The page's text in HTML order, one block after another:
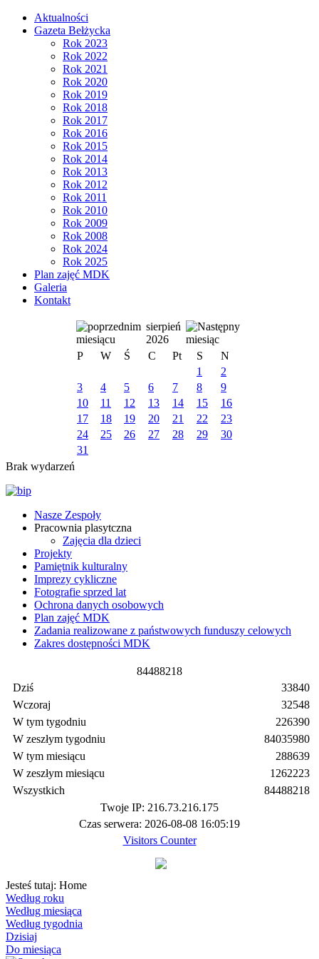
Aktualności
Gazeta Bełżycka
Rok 2023
Rok 2022
Rok 2021
Rok 2020
Rok 2019
Rok 2018
Rok 2017
Rok 2016
Rok 2015
Rok 2014
Rok 2013
Rok 2012
Rok 2011
Rok 2010
Rok 2009
Rok 2008
Rok 2024
Rok 2025
Plan zajęć MDK
Galeria
Kontakt
sierpień
2026
P
W Ś C Pt S
N
1
2
3
4 5 6 7 8
9
10
11 12 13 14 15
16
17
18 19 20 21 22
23
24
25 26 27 28 29
30
31
Brak wydarzeń
Nasze Zespoły
Pracownia plasytczna
Zajęcia dla dzieci
Projekty
Pamiętnik kulturalny
Imprezy cykliczne
Fotografie sprzed lat
Ochrona danych osobowych
Plan zajęć MDK
Zadania realizowane z państwowych funduszy celowych
Zakres dostępności MDK
84488218
Dziś
Wczoraj
W tym tygodniu
W zeszłym tygodniu
W tym miesiącu
W zeszłym miesiącu
Wszystkich
33840
32548
226390
84035980
288639
1262223
84488218
Twoje IP: 216.73.216.175
Czas serwera: 2026-08-08 16:05:19
Visitors Counter
Jesteś tutaj: Home
Według roku
Według miesiąca
Według tygodnia
Dzisiaj
Do miesiąca